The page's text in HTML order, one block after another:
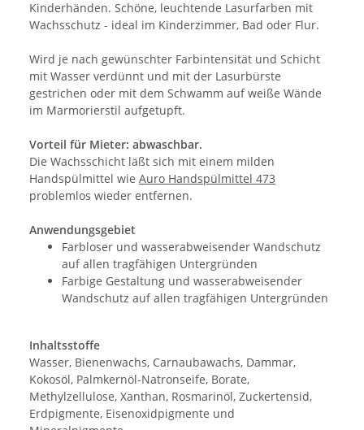
Kinderhänden. Schöne, leuchtende Lasurfarben mit
Wachsschutz - ideal im Kinderzimmer, Bad oder Flur.
Wird je nach gewünschter Farbintensität und Schicht
mit Wasser verdünnt und mit der Lasurbürste
gestrichen oder mit dem Schwamm auf weiße Wände
im Marmorierstil aufgetupft.
Vorteil für Mieter: abwaschbar.
Die Wachsschicht läßt sich mit einem milden
Handspülmittel wie Auro Handspülmittel 473
problemlos wieder entfernen.
Anwendungsgebiet
Farbloser und wasserabweisender Wandschutz
auf allen tragfähigen Untergründen
Farbige Gestaltung und wasserabweisender
Wandschutz auf allen tragfähigen Untergründen
Inhaltsstoffe
Wasser, Bienenwachs, Carnaubawachs, Dammar,
Kokosöl, Palmkernöl-Natronseife, Borate,
Methylzellulose, Xanthan, Rosmarinöl, Zuckertensid,
Erdpigmente, Eisenoxidpigmente und